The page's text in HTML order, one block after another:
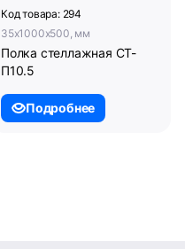
Код товара: 294
35x1000x500, мм
Полка стеллажная СТ-
П10.5
Подробнее